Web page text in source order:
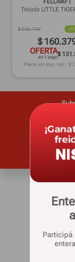
Participá
Triciclo LITTLE
$246.749
$ 160.
OFERTA
en 1 pago$
Precio sin imp. nac.: $